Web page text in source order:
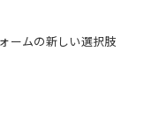
理念
水回りリフ
水回りリフ
水回りリフ
料金・費用
ームの新しい選択肢